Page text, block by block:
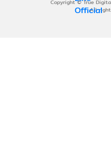
Copyright © True
All